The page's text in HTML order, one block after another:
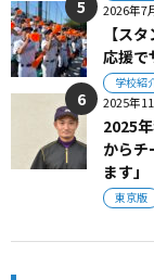
2026年7
【ス
応援で
学校紹
2025年
2025
からチ
ます」
東京版